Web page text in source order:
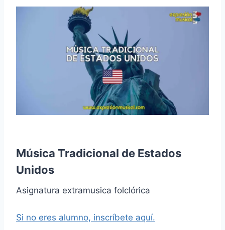
Música Tradicional de Estados
Unidos
Asignatura extramusica folclórica
Si no eres alumno, inscríbete aquí.